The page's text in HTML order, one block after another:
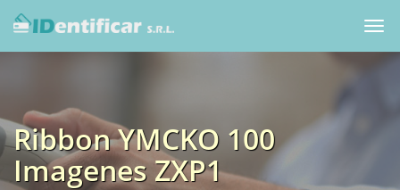
Ribbon YMCKO 100
Imagenes ZXP1